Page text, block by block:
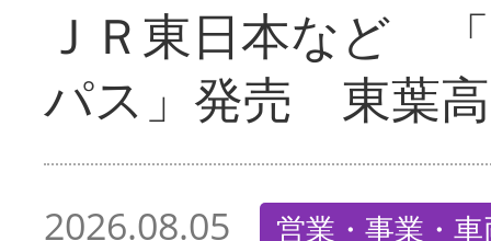
ＪＲ東日本など
パス」発売 東葉
2026.08.05 営業・事業・